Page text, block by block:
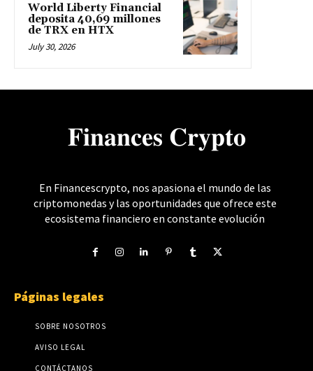
World Liberty Financial
deposita 40,69 millones
de TRX en HTX
July 30, 2026
𝐅𝐢𝐧𝐚𝐧𝐜𝐞𝐬 𝐂𝐫𝐲𝐩𝐭𝐨
En Financescrypto, nos apasiona el mundo de las
criptomonedas y las oportunidades que ofrece este
ecosistema financiero en constante evolución
Páginas legales
SOBRE NOSOTROS
AVISO LEGAL
CONTÁCTANOS